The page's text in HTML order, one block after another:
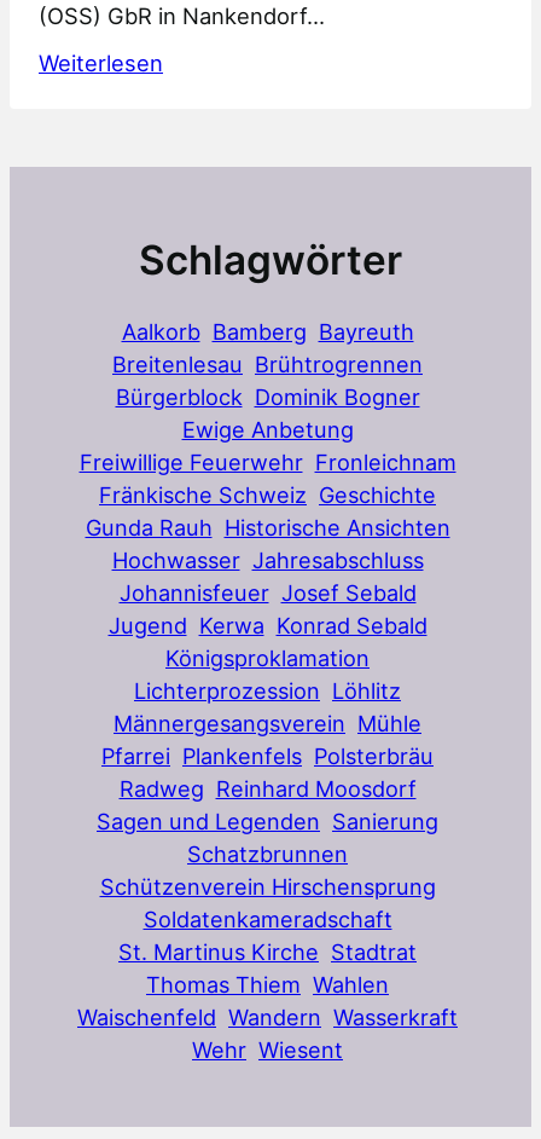
(OSS) GbR in Nankendorf…
Weiterlesen
Schlagwörter
Aalkorb Bamberg Bayreuth
Breitenlesau Brühtrogrennen
Bürgerblock Dominik Bogner
Ewige Anbetung
Freiwillige Feuerwehr Fronleichnam
Fränkische Schweiz Geschichte
Gunda Rauh Historische Ansichten
Hochwasser Jahresabschluss
Johannisfeuer Josef Sebald
Jugend Kerwa Konrad Sebald
Königsproklamation
Lichterprozession Löhlitz
Männergesangsverein Mühle
Pfarrei Plankenfels Polsterbräu
Radweg Reinhard Moosdorf
Sagen und Legenden Sanierung
Schatzbrunnen
Schützenverein Hirschensprung
Soldatenkameradschaft
St. Martinus Kirche Stadtrat
Thomas Thiem Wahlen
Waischenfeld Wandern Wasserkraft
Wehr Wiesent